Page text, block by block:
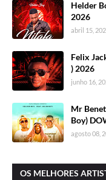
Helder
2026
abril 15,
Felix
) 2026
junho 16,
Mr
Boy)
agosto 08,
OS MELHORES